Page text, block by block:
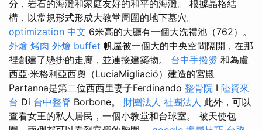
分，岩石的海灘和家庭友好的和平的海灘。 根據晶格結
構，以常規形式形成大教堂周圍的地下墓穴。
optimization 中文 6米高的大廳有一個大洗禮池（762）。
外燴 烤肉 外燴 buffet 帆屋被一個大的中央空間隔開，在那
裡創建了懸掛的走廊，並連接建築物。 台中手撥燙 和為盧
西亞·米格利亞西奧（LuciaMigliació）建造的宮殿
Partanna是第二位西西里妻子Ferdinando 整骨院 I 陸資來
台 Di 台中整脊 Borbone。 財團法人 社團法人 此外，可以
查看女王的私人居民，一個小教堂和台球室。 被天使包